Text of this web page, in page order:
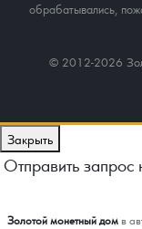
обрабатывались,
© 2012-2026
Закрыть
Отправить запрос
Золотой монетный домв